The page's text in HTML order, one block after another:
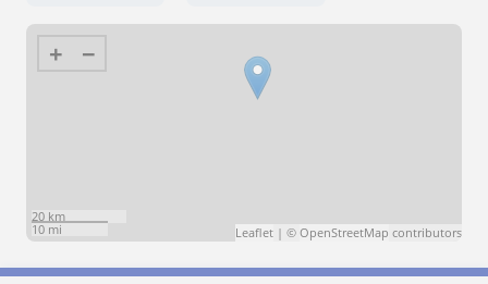
+ −
20 km
10 mi
Leaflet | © OpenStreetMap contributors